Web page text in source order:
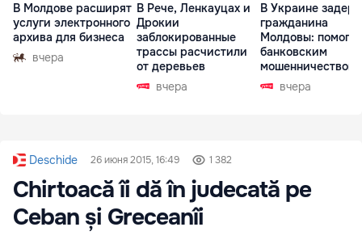
В Молдове расширят
услуги электронного
архива для бизнеса
вчера
В Рече, Ленкауцах и
Дрокии
заблокированные
трассы расчистили
от деревьев
вчера
В Украине
гражданина
Молдовы:
банковским
мошенничеством
Чехиивчера
Deschide 26 июня 2015, 16:49 1 382
Chirtoacă îi dă în judecată pe
Ceban și Greceanîi